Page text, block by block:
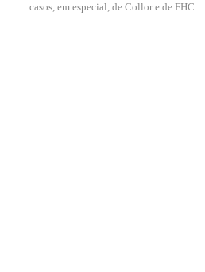
casos, em especial, de Collor e de FHC.